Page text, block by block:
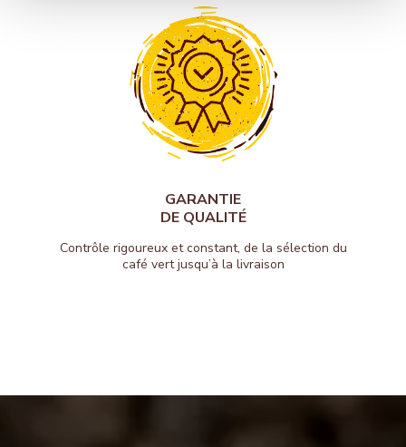
GARANTIE
DE QUALITÉ
Contrôle rigoureux et constant, de la sélection du
café vert jusqu’à la livraison